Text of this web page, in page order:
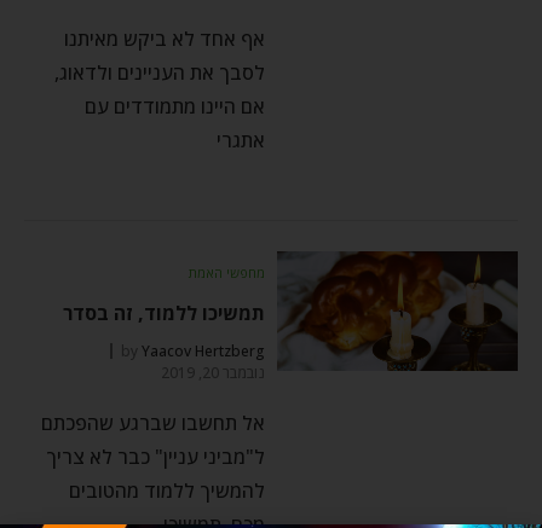
אף אחד לא ביקש מאיתנו
לסבך את העניינים ולדאוג,
אם היינו מתמודדים עם
אתגרי
מחפשי האמת
תמשיכו ללמוד, זה בסדר
byYaacov Hertzberg
נובמבר 20, 2019
אל תחשבו שברגע שהפכתם
ל"מביני עניין" כבר לא צריך
להמשיך ללמוד מהטובים